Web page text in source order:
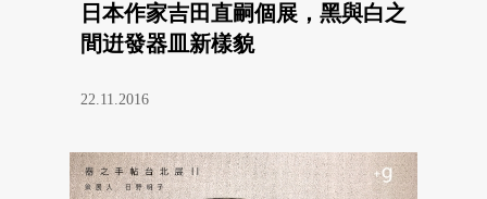
日本作家吉田直嗣個展，黑與白之
間逬發器皿新樣貌
22.11.2016